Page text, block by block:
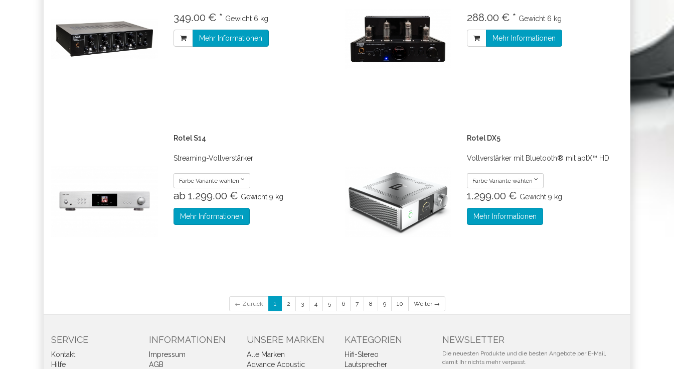
349.00 € * Gewicht 6 kg
Mehr Informationen
288.00 € * Gewicht 6 kg
Mehr Informationen
Rotel S14
Streaming-Vollverstärker
Farbe Variante wählen
ab 1.299.00 € Gewicht 9 kg
Mehr Informationen
Rotel DX5
Vollverstärker mit Bluetooth® mit aptX™ HD
Farbe Variante wählen
1.299.00 € Gewicht 9 kg
Mehr Informationen
← Zurück 1 2 3 4 5 6 7 8 9 10 Weiter →
SERVICE
Kontakt
Hilfe
INFORMATIONEN
Impressum
AGB
UNSERE MARKEN
Alle Marken
Advance Acoustic
KATEGORIEN
Hifi-Stereo
Lautsprecher
NEWSLETTER
Die neuesten Produkte und die besten Angebote per E-Mail,
damit Ihr nichts mehr verpasst.